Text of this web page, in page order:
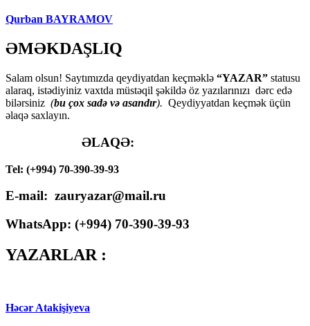
Qurban BAYRAMOV
ƏMƏKDAŞLIQ
Salam olsun! Saytımızda qeydiyatdan keçməklə “YAZAR” statusu
alaraq, istədiyiniz vaxtda müstəqil şəkildə öz yazılarınızı dərc edə
bilərsiniz (bu çox sadə və asandır). Qeydiyyatdan keçmək üçün
əlaqə saxlayın.
ƏLAQƏ:
Tel: (+994) 70-390-39-93
E-mail: zauryazar@mail.ru
WhatsApp: (+994) 70-390-39-93
YAZARLAR :
Həcər Atakişiyeva